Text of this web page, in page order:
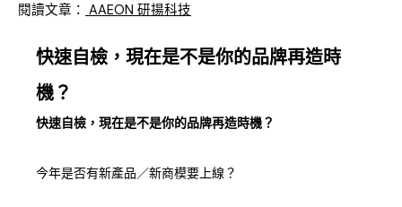
閱讀文章： AAEON 研揚科技
快速自檢，現在是不是你的品牌再造時
機？
快速自檢，現在是不是你的品牌再造時機？
今年是否有新產品／新商模要上線？